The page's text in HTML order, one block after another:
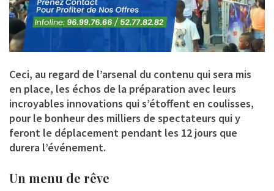
Ceci, au regard de l’arsenal du contenu qui sera mis
en place, les échos de la préparation avec leurs
incroyables innovations qui s’étoffent en coulisses,
pour le bonheur des milliers de spectateurs qui y
feront le déplacement pendant les 12 jours que
durera l’événement.
Un menu de rêve